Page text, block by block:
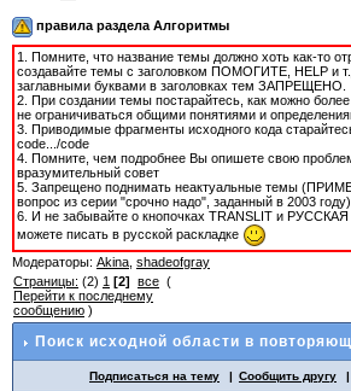
правила раздела Алгоритмы
1. Помните, что название темы должно хоть как-то
создавайте темы с заголовком ПОМОГИТЕ, HELP и
заглавными буквами в заголовках тем ЗАПРЕЩЕНО.
2. При создании темы постарайтесь, как можно
не ограничиваться общими понятиями и
3. Приводимые фрагменты исходного кода
code.../code
4. Помните, чем подробнее Вы опишете свою
вразумительный совет
5. Запрещено поднимать неактуальные темы
вопрос из серии "срочно надо", заданный в 2003 году)
6. И не забывайте о кнопочках TRANSLIT и
можете писать в русской раскладке
Модераторы: Akina shadeofgray
Страницы: (2) 1 [2] все (
Перейти к последнему
сообщению )
Поиск исходной области в
Подписаться на тему Сообщить другу